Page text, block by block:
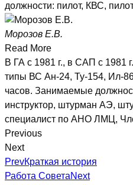
должности: пилот, КВС,
Морозов Е.В.
Read More
В ГА с 1981 г., в САП с 1981
типы ВС Ан-24, Ту-154, Ил-
часов. Занимаемые
инструктор, штурман АЭ,
специалист по АНО ЛМЦ,
Previous
Next
PrevКраткая история
Работа СоветаNext